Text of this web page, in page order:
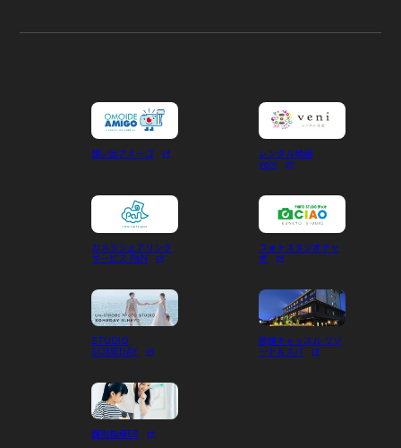
想い出アミーゴ
レンタル琉装
veni
カメラシェアリング
サービス PaN
フォトスタジオチャ
オ
STUDIO
SOMEDAY
彦根キャッスル リゾ
ート＆スパ
個別指導ER